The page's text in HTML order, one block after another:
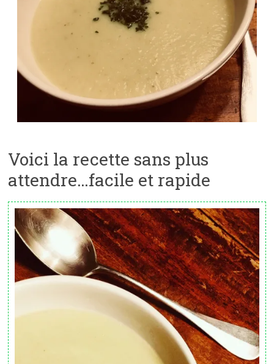
Voici la recette sans plus
attendre…facile et rapide